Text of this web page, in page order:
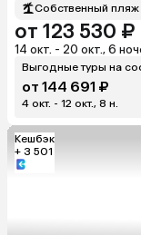
Собственный пляж
от 123 530 ₽
14 окт. - 20 окт., 6
Выгодные туры на
от 144 691 ₽
4 окт. - 12 окт., 8 н.
Кешбэк
+ 3 501